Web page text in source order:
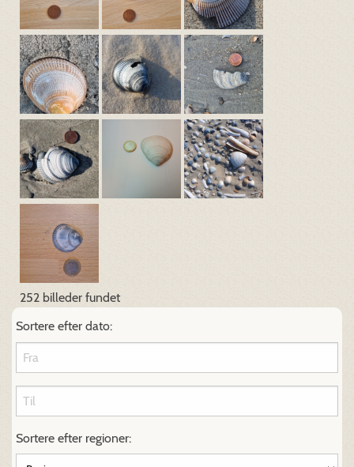
252 billeder fundet
Sortere efter dato:
Sortere efter regioner: